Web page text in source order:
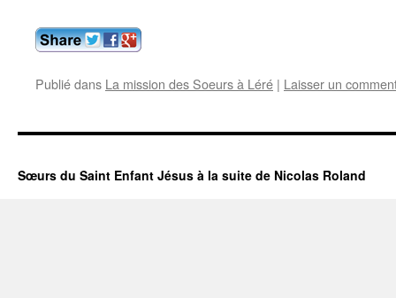
Publié dans La mission des Soeurs à Léré | Laisser un
Sœurs du Saint Enfant Jésus à la suite de Nicolas Roland